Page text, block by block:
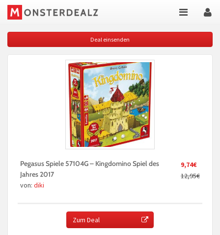
Deal einsenden
9,74€
12,95€
Pegasus Spiele 57104G – Kingdomino Spiel des
Jahres 2017
von: diki
Zum Deal